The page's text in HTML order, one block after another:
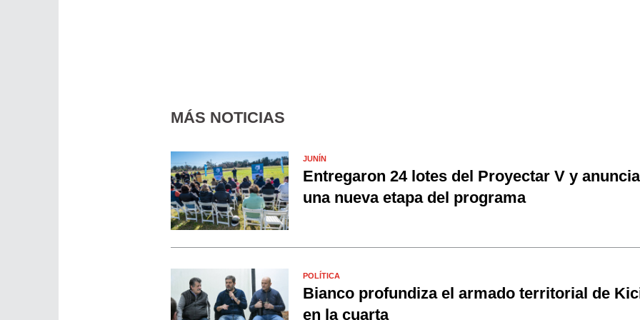
MÁS NOTICIAS
JUNÍN
Entregaron 24 lotes del Proyectar V y
una nueva etapa del programa
POLÍTICA
Bianco profundiza el armado territorial de
en la cuarta